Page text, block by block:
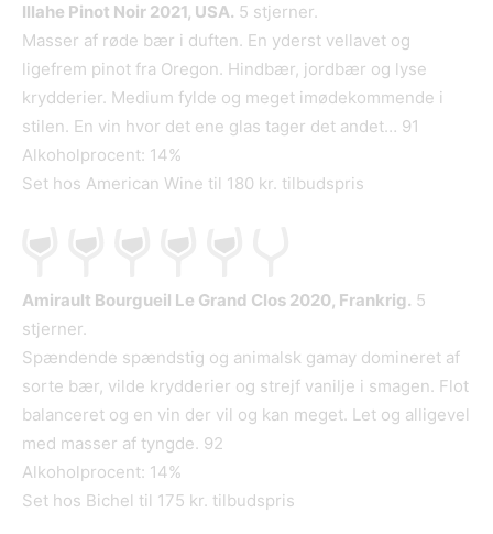
Illahe Pinot Noir 2021, USA. 5 stjerner.
Masser af røde bær i duften. En yderst vellavet og
ligefrem pinot fra Oregon. Hindbær, jordbær og lyse
krydderier. Medium fylde og meget imødekommende i
stilen. En vin hvor det ene glas tager det andet… 91
Alkoholprocent: 14%
Set hos American Wine til 180 kr. tilbudspris
Amirault Bourgueil Le Grand Clos 2020, Frankrig. 5
stjerner.
Spændende spændstig og animalsk gamay domineret af
sorte bær, vilde krydderier og strejf vanilje i smagen. Flot
balanceret og en vin der vil og kan meget. Let og alligevel
med masser af tyngde. 92
Alkoholprocent: 14%
Set hos Bichel til 175 kr. tilbudspris